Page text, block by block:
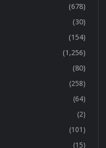
(678)
(30)
(154)
(1,256)
(80)
(258)
(64)
(2)
(101)
(15)